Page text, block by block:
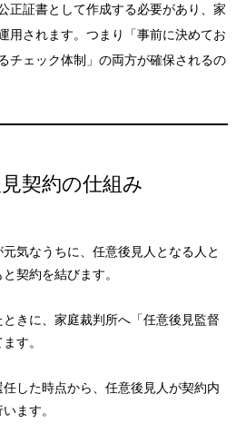
正証書として作成する必要があり、家
用されます。つまり「事前に決めてお
チェック体制」の両方が確保されるの
契約の仕組み
気なうちに、任意後見人となる人と
契約を結びます。
きに、家庭裁判所へ「任意後見監督
す。
した時点から、任意後見人が契約内
ます。